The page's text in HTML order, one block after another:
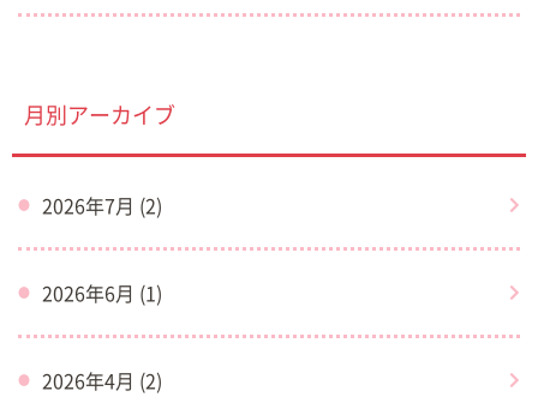
月別アーカイブ
2026年7月 (2)
2026年6月 (1)
2026年4月 (2)